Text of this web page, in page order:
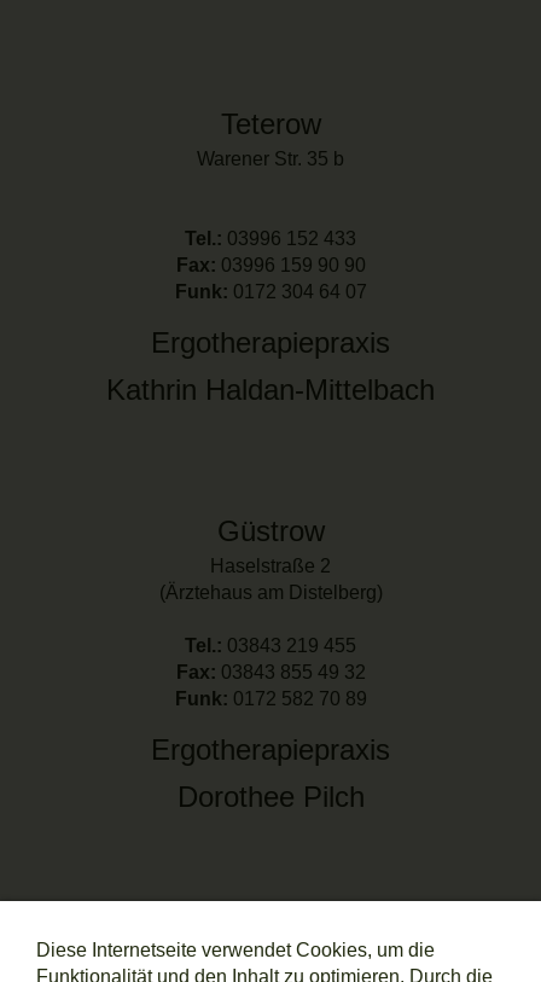
Teterow
Warener Str. 35 b
Tel.: 03996 152 433
Fax: 03996 159 90 90
Funk: 0172 304 64 07
Ergotherapiepraxis
Kathrin Haldan-Mittelbach
Güstrow
Haselstraße 2
(Ärztehaus am Distelberg)
Tel.: 03843 219 455
Fax: 03843 855 49 32
Funk: 0172 582 70 89
Ergotherapiepraxis
Dorothee Pilch
Eselföter Straße 29
Diese Internetseite verwendet Cookies, um die
Funktionalität und den Inhalt zu optimieren. Durch die